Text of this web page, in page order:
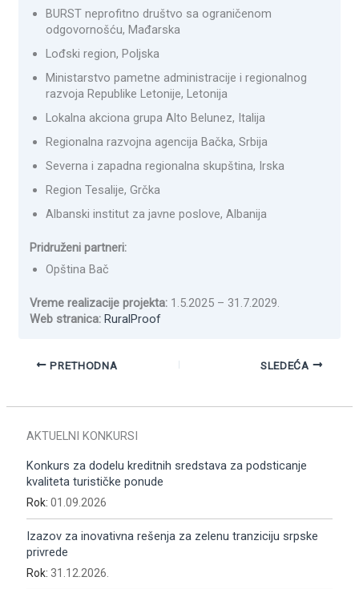
BURST neprofitno društvo sa ograničenom
odgovornošću, Mađarska
Lođski region, Poljska
Ministarstvo pametne administracije i regionalnog
razvoja Republike Letonije, Letonija
Lokalna akciona grupa Alto Belunez, Italija
Regionalna razvojna agencija Bačka, Srbija
Severna i zapadna regionalna skupština, Irska
Region Tesalije, Grčka
Albanski institut za javne poslove, Albanija
Pridruženi partneri:
Opština Bač
Vreme realizacije projekta: 1.5.2025 – 31.7.2029.
Web stranica: RuralProof
PRETHODNA SLEDEĆA
AKTUELNI KONKURSI
Konkurs za dodelu kreditnih sredstava za podsticanje
kvaliteta turističke ponude
Rok: 01.09.2026
Izazov za inovativna rešenja za zelenu tranziciju srpske
privrede
Rok: 31.12.2026.